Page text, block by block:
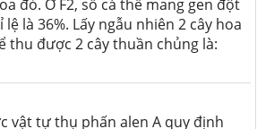
đỏ. Ở F2, số cá thể mang gen đột
là 36%. Lấy ngẫu nhiên 2 cây hoa
thu được 2 cây thuần chủng là:
vật tự thụ phấn alen A quy định